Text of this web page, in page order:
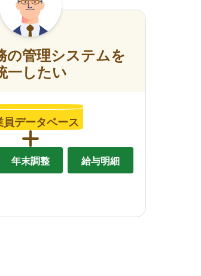
の管理システムを
一したい
員データベース
年末調整 給与明細